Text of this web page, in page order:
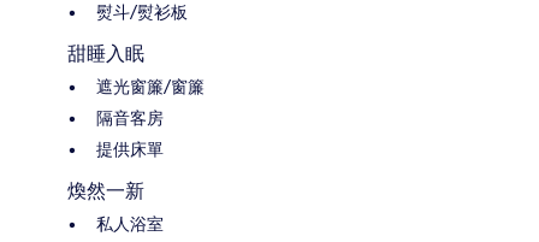
熨斗/熨衫板
甜睡入眠
遮光窗簾/窗簾
隔音客房
提供床單
煥然一新
私人浴室